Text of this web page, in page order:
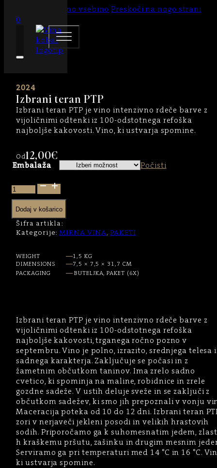
Preskoči na glavno vsebino Preskoči na nogo strani
0
2024
Izbrani teran PTP
Izbrani teran PTP je vino intenzivno rdeče barve z
vijoličnimi odtenki iz 100-odstotnega refoška
najboljše kakovosti. Vino, ki ustvarja spomine.
Od12,00€
Embalaža
Počisti
Izbrani
teran
PTP
količina
Dodaj v košarico
Šifra artikla:
Kategorije:MIRNA VINA,PAKETI
WEIGHT
1,5 KG
DIMENSIONS
7,5 × 7,5 × 31,7 CM
PACKAGING
BUTELJKA, PAKET (6X)
Izbrani teran PTP je vino intenzivno rdeče barve z
vijoličnimi odtenki iz 100-odstotnega refoška
najboljše kakovosti, trganega ročno pozno v
septembru. Vino je polno, izrazito, srednjega telesa
sadnega karakterja. Zaključuje se počasi in z
žametnim občutkom taninov. Ima zrelo sadno
cvetico, ki spominja na maline, robidnice in zrele
gozdne sadeže. V ustih deluje sveže in se zaključi z
občutkom sadežev, ki smo jih prepoznali v vonju
Maceracija poteka od 10 do 12 dni. Izbrani teran
zori v nerjaveči jekleni posodi in velikih hrastovih
sodih. Priporočamo ga k suhomesnatim jedem,
h kraškemu pršutu, zašinku in drugim mesnim
Serviramo ga pri temperaturi med 14 °C in 16 °C.
ki ustvarja spomine.